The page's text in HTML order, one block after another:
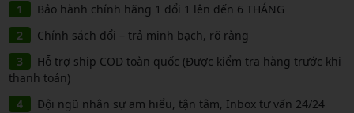
Bảo hành chính hãng 1 đổi 1 lên đến 6 THÁNG
Chính sách đổi – trả minh bạch, rõ ràng
Hỗ trợ ship COD toàn quốc (Được kiểm tra hàng trước khi
thanh toán)
Đội ngũ nhân sự am hiểu, tận tâm, Inbox tư vấn 24/24